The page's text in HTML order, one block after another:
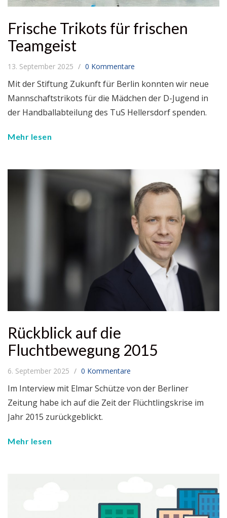
Frische Trikots für frischen
Teamgeist
13. September 2025 0 Kommentare
Mit der Stiftung Zukunft für Berlin konnten wir neue
Mannschaftstrikots für die Mädchen der D-Jugend in
der Handballabteilung des TuS Hellersdorf spenden.
Mehr lesen
Rückblick auf die
Fluchtbewegung 2015
6. September 2025 0 Kommentare
Im Interview mit Elmar Schütze von der Berliner
Zeitung habe ich auf die Zeit der Flüchtlingskrise im
Jahr 2015 zurückgeblickt.
Mehr lesen